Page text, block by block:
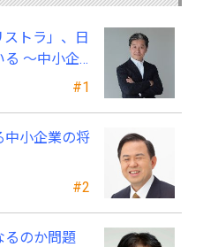
#1
トラ」、日
る ～中小企
採用・業務・
#2
中小企業の将
るのか問題